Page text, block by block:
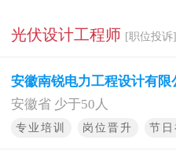
光伏设计工程师 [职位投诉]
安徽南锐电力工程设计有限
安徽省 少于50人
专业培训 岗位晋升 节日